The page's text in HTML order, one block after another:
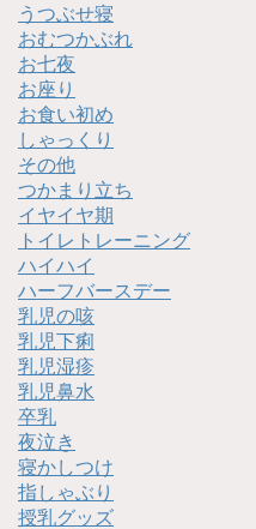
うつぶせ寝
おむつかぶれ
お七夜
お座り
お食い初め
しゃっくり
その他
つかまり立ち
イヤイヤ期
トイレトレーニング
ハイハイ
ハーフバースデー
乳児の咳
乳児下痢
乳児湿疹
乳児鼻水
卒乳
夜泣き
寝かしつけ
指しゃぶり
授乳グッズ